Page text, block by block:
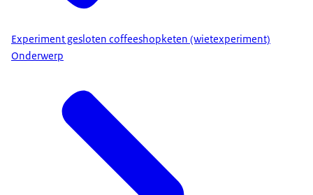
Experiment gesloten coffeeshopketen (wietexperiment)
Onderwerp